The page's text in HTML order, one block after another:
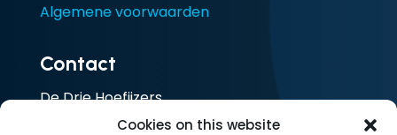
Cookies on this website
Algemene voorwaarden
Contact
De Drie Hoefijzers
Ceresstraat 13